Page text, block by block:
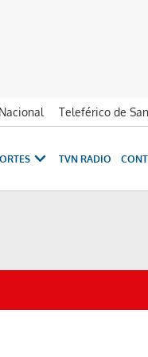
Teleférico de
TVN RADIO